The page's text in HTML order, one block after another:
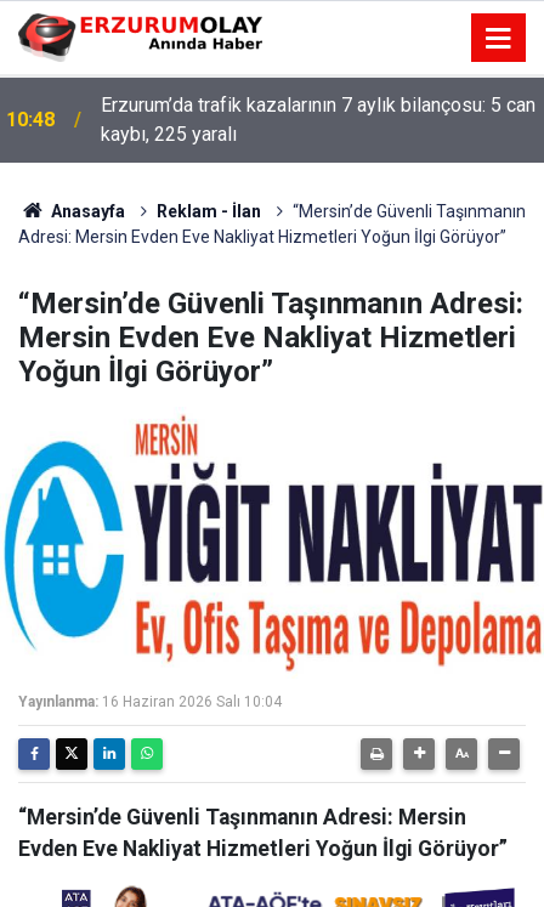
10:48
Erzurum’da trafik kazalarının 7 aylık bilançosu: 5 can
kaybı, 225 yaralı
Anasayfa Reklam - İlan
“Mersin’de Güvenli Taşınmanın
Adresi: Mersin Evden Eve Nakliyat Hizmetleri Yoğun İlgi Görüyor”
“Mersin’de Güvenli Taşınmanın Adresi:
Mersin Evden Eve Nakliyat Hizmetleri
Yoğun İlgi Görüyor”
Yayınlanma: 16 Haziran 2026 Salı 10:04
“Mersin’de Güvenli Taşınmanın Adresi: Mersin
Evden Eve Nakliyat Hizmetleri Yoğun İlgi Görüyor”